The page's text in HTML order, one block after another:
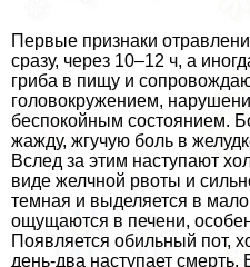
Первые признаки
сразу, через 10–12 ч, а
гриба в пищу и
головокружением,
беспокойным состоянием.
жажду, жгучую боль в
Вслед за этим наступают
виде желчной рвоты и
темная и выделяется в
ощущаются в печени,
Появляется обильный пот,
день-два наступает